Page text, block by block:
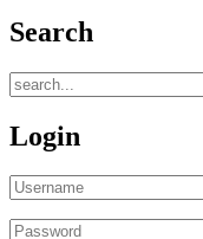
Search
Login